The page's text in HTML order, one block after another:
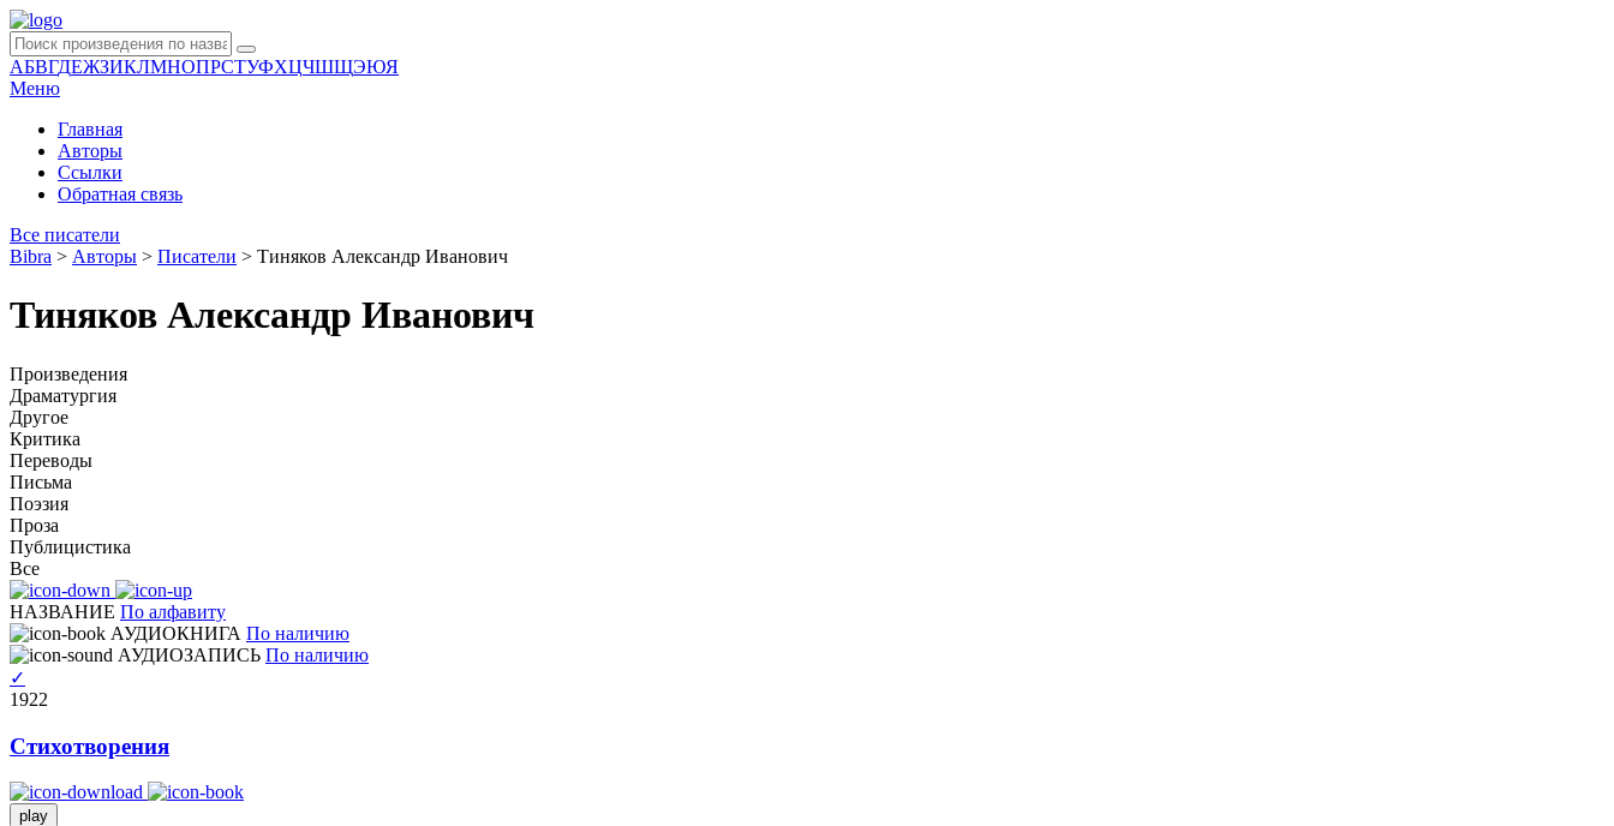
АБВГДЕЖЗИКЛМНОПРСТУФХЦЧШЩЭЮЯ
Меню
Главная
Авторы
Ссылки
Обратная связь
Все писатели
Bibra > Авторы > Писатели > Тиняков Александр Иванович
Тиняков Александр Иванович
Произведения
Драматургия
Другое
Критика
Переводы
Письма
Поэзия
Проза
Публицистика
Все
НАЗВАНИЕ По алфавиту
АУДИОКНИГА По наличию
АУДИОЗАПИСЬ По наличию
✓
1922
Стихотворения
play